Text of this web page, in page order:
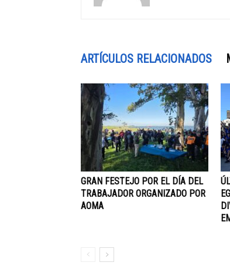
ARTÍCULOS RELACIONADOS
GRAN FESTEJO POR EL DÍA DEL
TRABAJADOR ORGANIZADO POR
AOMA